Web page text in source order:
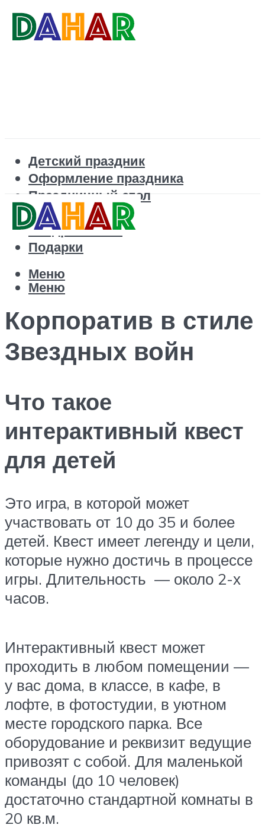
Детский праздник
Оформление праздника
Праздничный стол
Корпоратив
Поздравления
Подарки
Меню
Меню
Корпоратив в стиле
Звездных войн
Что такое
интерактивный квест
для детей
Это игра, в которой может
участвовать от 10 до 35 и более
детей. Квест имеет легенду и цели,
которые нужно достичь в процессе
игры. Длительность — около 2-х
часов.
Интерактивный квест может
проходить в любом помещении —
у вас дома, в классе, в кафе, в
лофте, в фотостудии, в уютном
месте городского парка. Все
оборудование и реквизит ведущие
привозят с собой. Для маленькой
команды (до 10 человек)
достаточно стандартной комнаты в
20 кв.м.